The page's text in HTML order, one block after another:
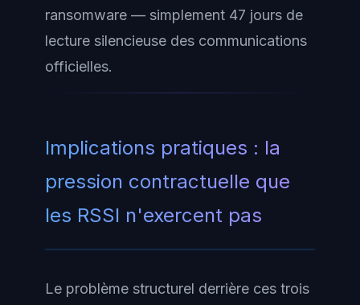
ransomware — simplement 47 jours de
lecture silencieuse des communications
officielles.
Implications pratiques : la
pression contractuelle que
les RSSI n'exercent pas
Le problème structurel derrière ces trois